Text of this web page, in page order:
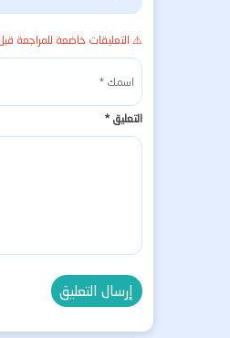
⚠️ التعليقات خاضعة للمراجعة قبل
التعليق*